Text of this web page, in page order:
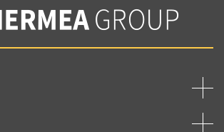
с нашей политикой